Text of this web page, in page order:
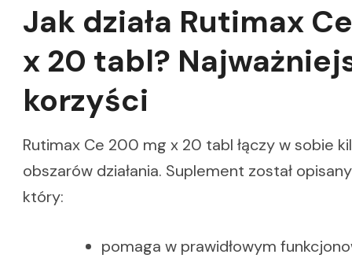
Jak działa Rutimax
x 20 tabl?
korzyści
Rutimax Ce 200 mg x 20 tabl łączy w sobie
obszarów działania. Suplement został
który:
pomaga w prawidłowym